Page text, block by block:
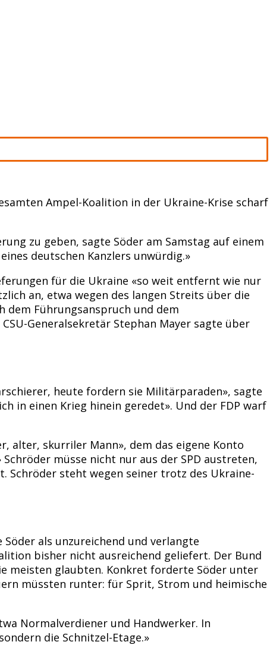
Ampel-Koalition in der Ukraine-Krise scharf
zu geben, sagte Söder am Samstag auf einem
deutschen Kanzlers unwürdig.»
für die Ukraine «so weit entfernt wie nur
an, etwa wegen des langen Streits über die
dem Führungsanspruch und dem
Generalsekretär Stephan Mayer sagte über
heute fordern sie Militärparaden», sagte
in einen Krieg hinein geredet». Und der FDP warf
alter, skurriler Mann», dem das eigene Konto
müsse nicht nur aus der SPD austreten,
Schröder steht wegen seiner trotz des Ukraine-
als unzureichend und verlangte
bisher nicht ausreichend geliefert. Der Bund
meisten glaubten. Konkret forderte Söder unter
müssten runter: für Sprit, Strom und heimische
Normalverdiener und Handwerker. In
die Schnitzel-Etage.»